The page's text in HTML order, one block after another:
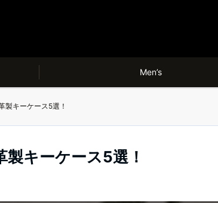
Men’s
製キーケース5選！
キーケース5選！